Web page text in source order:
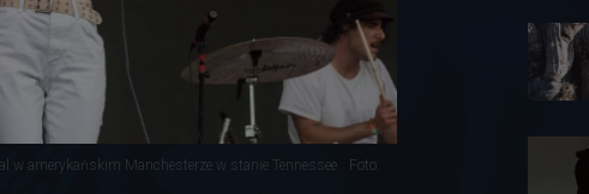
amerykańskim Manchesterze w stanie Tennessee
Foto: